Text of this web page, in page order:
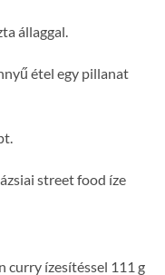
állaggal.
étel egy pillanat
street food íze
curry ízesítéssel 111 g